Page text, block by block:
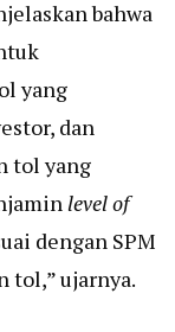
bahwa
yang
dan
tol yang
level of
dengan SPM
tol,” ujarnya.